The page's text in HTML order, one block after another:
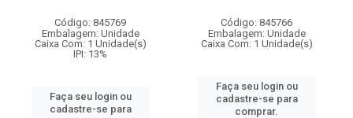
Código: 845769
Embalagem: Unidade
Caixa Com: 1 Unidade(s)
IPI: 13%
Faça seu login ou
cadastre-se para
Código: 845766
Embalagem: Unidade
Caixa Com: 1 Unidade(s)
Faça seu login ou
cadastre-se para
comprar.